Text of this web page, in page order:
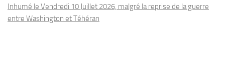
Inhumé le Vendredi 10 Juillet 2026, malgré la reprise de la guerre
entre Washington et Téhéran